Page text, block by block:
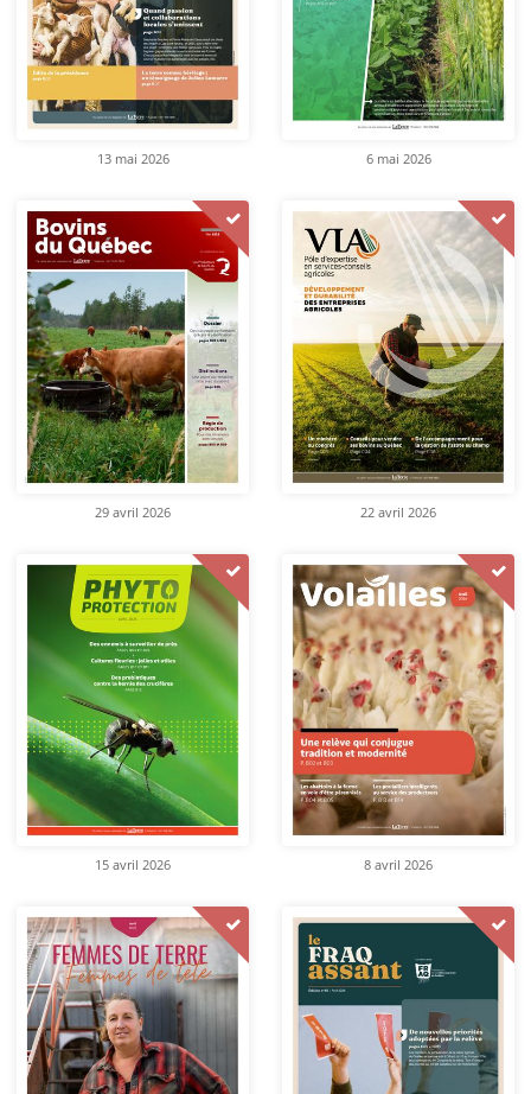
13 mai 2026 6 mai 2026
29 avril 2026 22 avril 2026
15 avril 2026 8 avril 2026